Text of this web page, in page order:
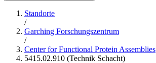
Standorte
/
Garching Forschungszentrum
/
Center for Functional Protein Assemblies
5415.02.910 (Technik Schacht)